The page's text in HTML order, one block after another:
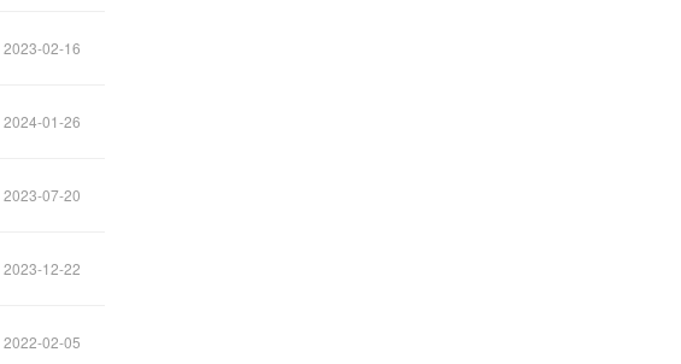
2023-02-16
2024-01-26
2023-07-20
2023-12-22
2022-02-05